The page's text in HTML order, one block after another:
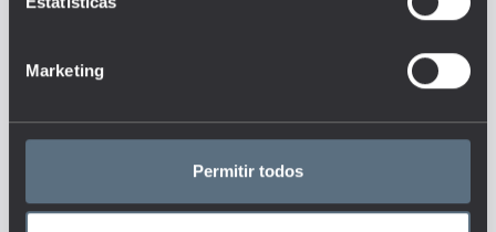
Marketing
Permitir todos
sexo ou origem socioeconómica